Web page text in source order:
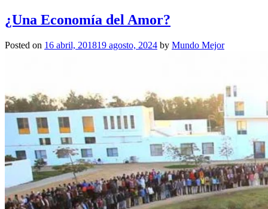
¿Una Economía del Amor?
Posted on 16 abril, 201819 agosto, 2024 by Mundo Mejor